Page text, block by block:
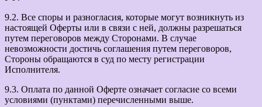
9.2. Все споры и разногласия, которые могут возникнуть из
настоящей Оферты или в связи с ней, должны разрешаться
путем переговоров между Сторонами. В случае
невозможности достичь соглашения путем переговоров,
Стороны обращаются в суд по месту регистрации
Исполнителя.
9.3. Оплата по данной Оферте означает согласие со всеми
условиями (пунктами) перечисленными выше.